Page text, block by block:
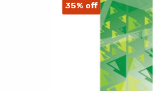
35% off